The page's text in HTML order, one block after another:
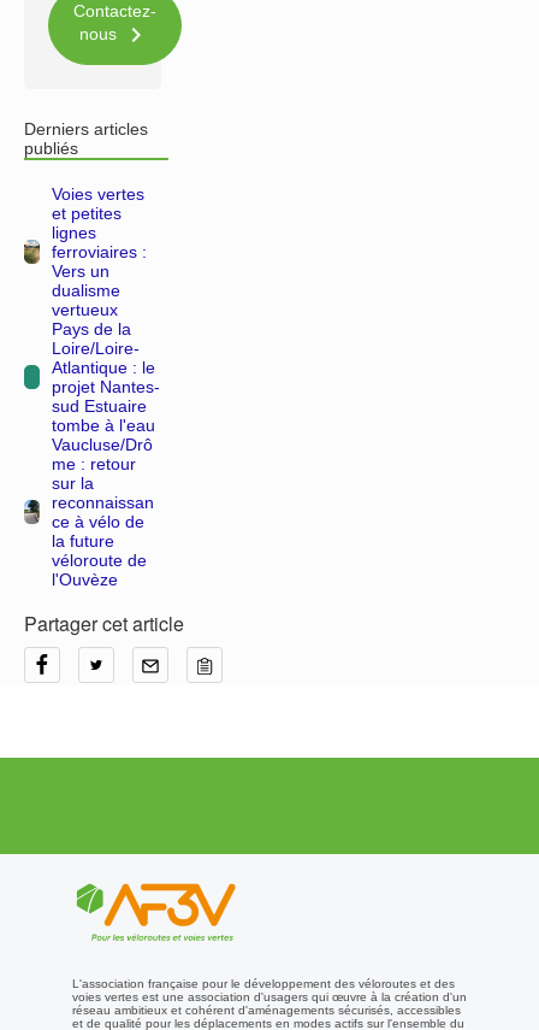
Contactez-
nous

Derniers articles
publiés
Voies vertes
et petites
lignes
ferroviaires :
Vers un
dualisme
vertueux
Pays de la
Loire/Loire-
Atlantique : le
projet Nantes-
sud Estuaire
tombe à l'eau
Vaucluse/Drô
me : retour
sur la
reconnaissan
ce à vélo de
la future
véloroute de
l'Ouvèze
Partager cet article
L'association française pour le développement des véloroutes et des
voies vertes est une association d'usagers qui œuvre à la création d'un
réseau ambitieux et cohérent d'aménagements sécurisés, accessibles
et de qualité pour les déplacements en modes actifs sur l'ensemble du